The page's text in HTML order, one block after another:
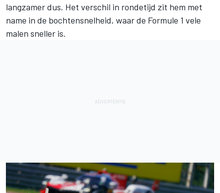
langzamer dus. Het verschil in rondetijd zit hem met
name in de bochtensnelheid, waar de Formule 1 vele
malen sneller is.